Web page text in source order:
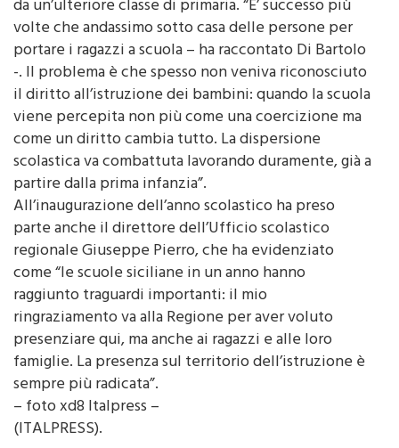
certificati dall’aggiunta di una scuola dell’infanzia e
da un’ulteriore classe di primaria. “E’ successo più
volte che andassimo sotto casa delle persone per
portare i ragazzi a scuola – ha raccontato Di Bartolo
-. Il problema è che spesso non veniva riconosciuto
il diritto all’istruzione dei bambini: quando la scuola
viene percepita non più come una coercizione ma
come un diritto cambia tutto. La dispersione
scolastica va combattuta lavorando duramente, già a
partire dalla prima infanzia”.
All’inaugurazione dell’anno scolastico ha preso
parte anche il direttore dell’Ufficio scolastico
regionale Giuseppe Pierro, che ha evidenziato
come “le scuole siciliane in un anno hanno
raggiunto traguardi importanti: il mio
ringraziamento va alla Regione per aver voluto
presenziare qui, ma anche ai ragazzi e alle loro
famiglie. La presenza sul territorio dell’istruzione è
sempre più radicata”.
– foto xd8 Italpress –